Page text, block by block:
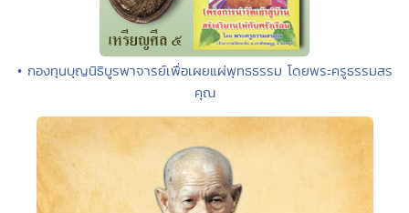
• กองทุนบุญนิธิบูรพาจารย์เพื่อเผยแผ่พุทธธรรม โดยพระครูธรรมสร
คุณ